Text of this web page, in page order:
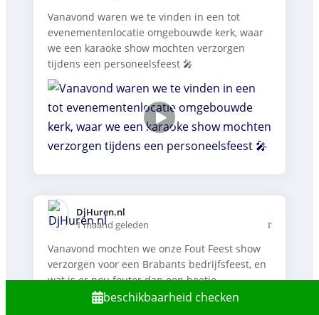
Vanavond waren we te vinden in een tot
evenementenlocatie omgebouwde kerk, waar
we een karaoke show mochten verzorgen
tijdens een personeelsfeest 🎤
DjHuren.nl️
1 maand geleden
Vanavond mochten we onze Fout Feest show
verzorgen voor een Brabants bedrijfsfeest, en
wat is er nou fouter dan een beetje
carnavalsmuziek 🥳beschikbaarheid checken